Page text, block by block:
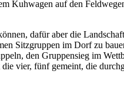
Kuhwagen auf den
dafür aber die
Sitzgruppen im Dorf zu
den Gruppensieg im
vier, fünf gemeint, die